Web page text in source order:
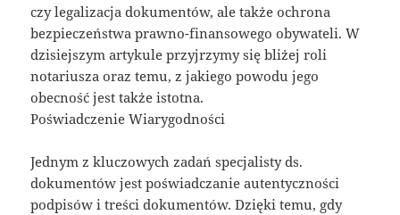
czy legalizacja dokumentów, ale także ochrona
bezpieczeństwa prawno-finansowego obywateli. W
dzisiejszym artykule przyjrzymy się bliżej roli
notariusza oraz temu, z jakiego powodu jego
obecność jest także istotna.
Poświadczenie Wiarygodności
Jednym z kluczowych zadań specjalisty ds.
dokumentów jest poświadczanie autentyczności
podpisów i treści dokumentów. Dzięki temu, gdy